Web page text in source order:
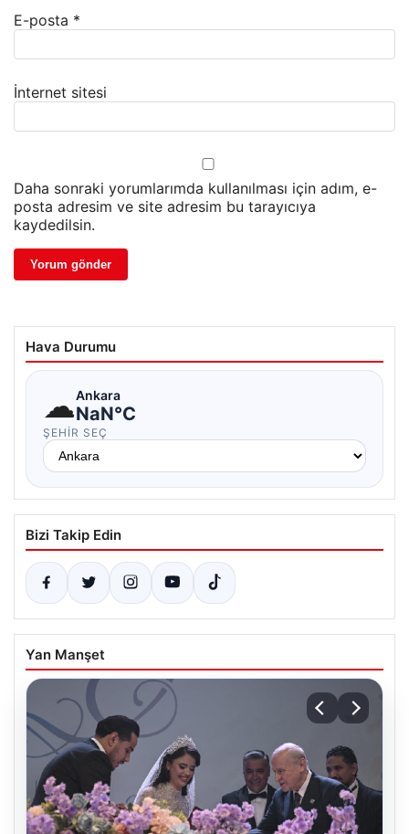
E-posta *
İnternet sitesi
Daha sonraki yorumlarımda kullanılması için adım, e-
posta adresim ve site adresim bu tarayıcıya
kaydedilsin.
Hava Durumu
☁Ankara
NaN°C
ŞEHIR SEÇ
Bizi Takip Edin
Yan Manşet